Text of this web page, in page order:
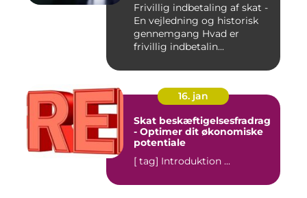
Frivillig indbetaling af skat -
En vejledning og historisk
gennemgang Hvad er
frivillig indbetalin...
16. jan
Skat beskæftigelsesfradrag
- Optimer dit økonomiske
potentiale
[ tag] Introduktion ...